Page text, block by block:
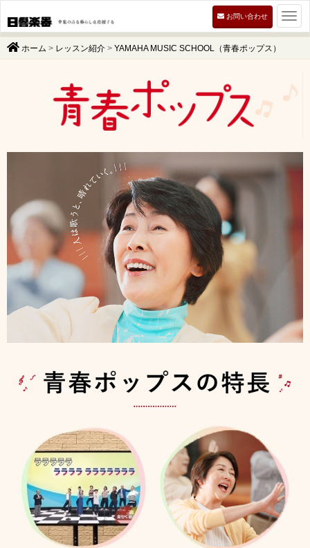
お問い合わせ
ホーム > レッスン紹介 > YAMAHA MUSIC SCHOOL（青春ポップス）